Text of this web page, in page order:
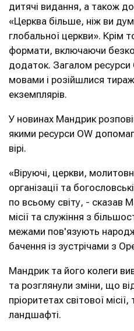
дитячі видання, а також
«Церква більше, ніж ви
глобальної церкви». Крім
формати, включаючи
додаток. Загалом ресурси
мовами і розійшлися
екземплярів.
У новинах Мандрик
якими ресурси OW
вірі.
«Віруючі, церкви,
організації та
по всьому світу, - сказав
місії та служіння з
межами пов'язують
бачення із зустрічами з
Мандрик та його колеги
та розглянули зміни, що
пріоритетах світової
ландшафті.